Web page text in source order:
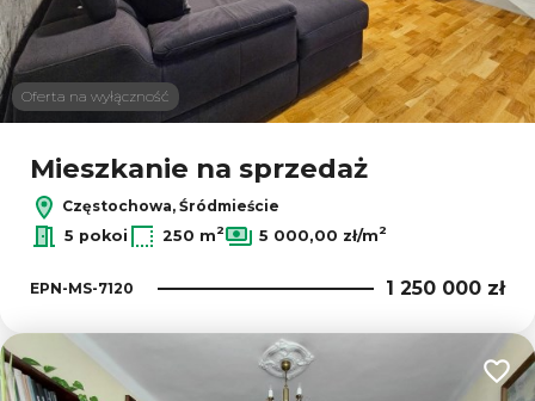
Oferta na wyłączność
Mieszkanie na sprzedaż
Częstochowa, Śródmieście
5 pokoi
250 m2 5 000,00 zł/m2
EPN-MS-7120 1 250 000 zł